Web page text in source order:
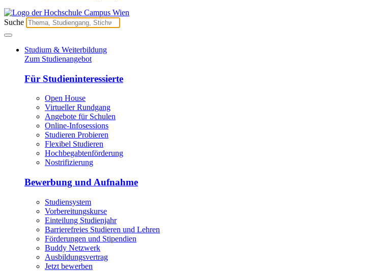
Suche
Studium & Weiterbildung
Zum Studienangebot
Für Studieninteressierte
Open House
Virtueller Rundgang
Angebote für Schulen
Online-Infosessions
Studieren Probieren
Flexibel Studieren
Hochbegabtenförderung
Nostrifizierung
Bewerbung und Aufnahme
Studiensystem
Vorbereitungskurse
Einteilung Studienjahr
Barrierefreies Studieren und Lehren
Förderungen und Stipendien
Buddy Netzwerk
Ausbildungsvertrag
Jetzt bewerben